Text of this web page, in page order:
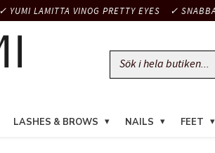
✓ YUMI LAMITTA VINOG PRETTY EYES ✓
LASHES & BROWS NAILS FEET